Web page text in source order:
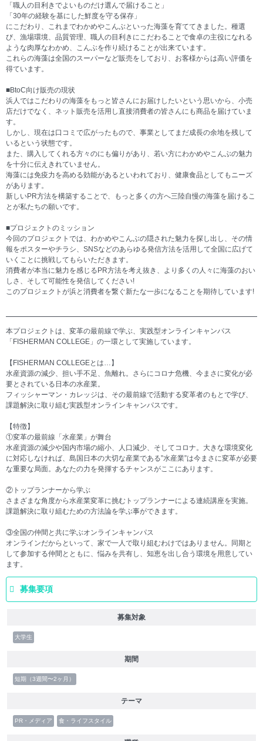
「職人の目利きでよいものだけ選んで届けること」
「30年の経験を基にした鮮度を守る保存」
にこだわり、これまでわかめやこんぶといった海藻を育ててきました。種選
び、漁場環境、品質管理、職人の目利きにこだわることで食卓の主役になれる
ような肉厚なわかめ、こんぶを作り続けることが出来ています。
これらの海藻は全国のスーパーなど販売をしており、お客様からは高い評価を
得ています。
■BtoC向け販売の現状
浜人ではこだわりの海藻をもっと皆さんにお届けしたいという思いから、小売
店だけでなく、ネット販売を活用し直接消費者の皆さんにも商品を届けていま
す。
しかし、現在は口コミで広がったもので、事業としてまだ成長の余地を残して
いるという状態です。
また、購入してくれる方々のにも偏りがあり、若い方にわかめやこんぶの魅力
を十分に伝えきれていません。
海藻には免疫力を高める効能があるといわれており、健康食品としてもニーズ
があります。
新しいPR方法を構築することで、もっと多くの方へ三陸自慢の海藻を届けるこ
とが私たちの願いです。
■プロジェクトのミッション
今回のプロジェクトでは、わかめやこんぶの隠された魅力を探し出し、その情
報をポスターやチラシ、SNSなどのあらゆる発信方法を活用して全国に広げて
いくことに挑戦してもらいただきます。
消費者が本当に魅力を感じるPR方法を考え抜き、より多くの人々に海藻のおい
しさ、そして可能性を発信してください!
このプロジェクトが浜と消費者を繋ぐ新たな一歩になることを期待しています!
本プロジェクトは、変革の最前線で学ぶ、実践型オンラインキャンパス
「FISHERMAN COLLEGE」の一環として実施しています。
【FISHERMAN COLLEGEとは…】
水産資源の減少、担い手不足、魚離れ。さらにコロナ危機、今まさに変化が必
要とされている日本の水産業。
フィッシャーマン・カレッジは、その最前線で活動する変革者のもとで学び、
課題解決に取り組む実践型オンラインキャンパスです。
【特徴】
①変革の最前線「水産業」が舞台
水産資源の減少や国内市場の縮小、人口減少、そしてコロナ。大きな環境変化
に対応しなければ、島国日本の大切な産業である”水産業”は今まさに変革が必要
な重要な局面。あなたの力を発揮するチャンスがここにあります。
②トップランナーから学ぶ
さまざまな角度から水産業変革に挑むトップランナーによる連続講座を実施。
課題解決に取り組むための方法論を学ぶ事ができます。
③全国の仲間と共に学ぶオンラインキャンパス
オンラインだからといって、家で一人で取り組むわけではありません。同期と
して参加する仲間とともに、悩みを共有し、知恵を出し合う環境を用意してい
ます。
募集要項
募集対象
大学生
期間
短期（3週間〜2ヶ月）
テーマ
PR・メディア 食・ライフスタイル